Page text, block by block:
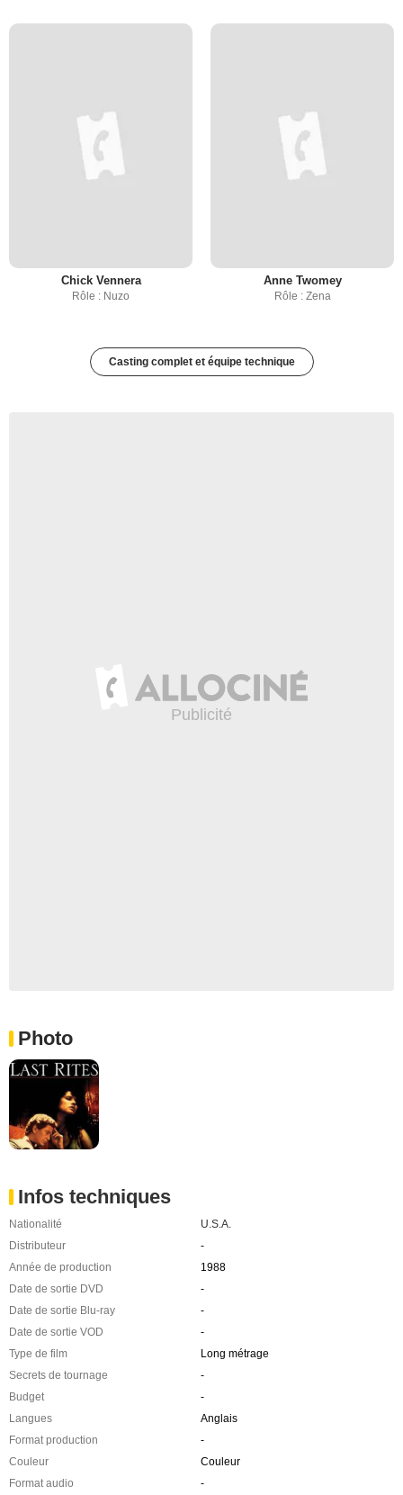
Chick Vennera
Rôle : Nuzo
Anne Twomey
Rôle : Zena
Casting complet et équipe technique
Photo
Infos techniques
Nationalité
U.S.A.
Distributeur
-
Année de production
1988
Date de sortie DVD
-
Date de sortie Blu-ray
-
Date de sortie VOD
-
Type de film
Long métrage
Secrets de tournage
-
Budget
-
Langues
Anglais
Format production
-
Couleur
Couleur
Format audio
-